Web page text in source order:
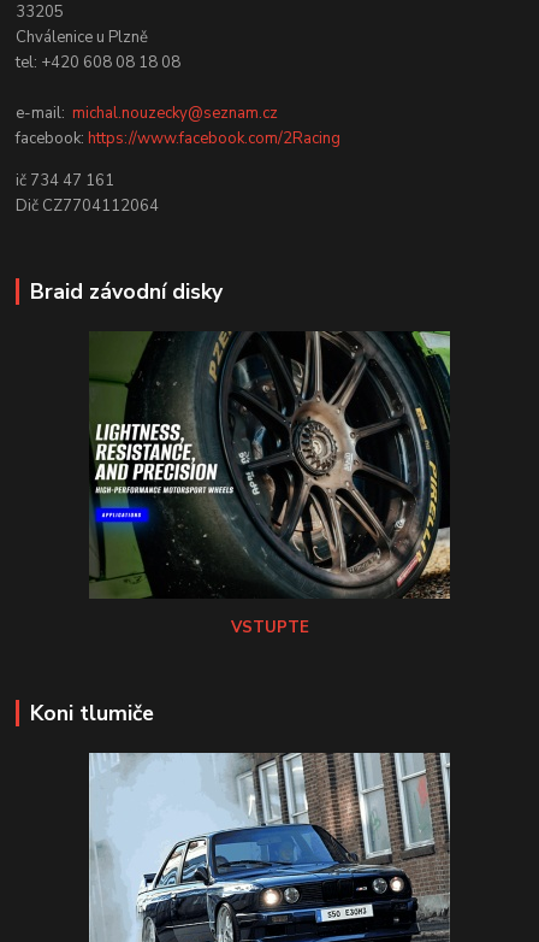
33205
Chválenice u Plzně
tel: +420 608 08 18 08
e-mail:michal.nouzecky@seznam.cz
facebook:https://www.facebook.com/2Racing
ič 734 47 161
Dič CZ7704112064
Braid závodní disky
VSTUPTE
Koni tlumiče